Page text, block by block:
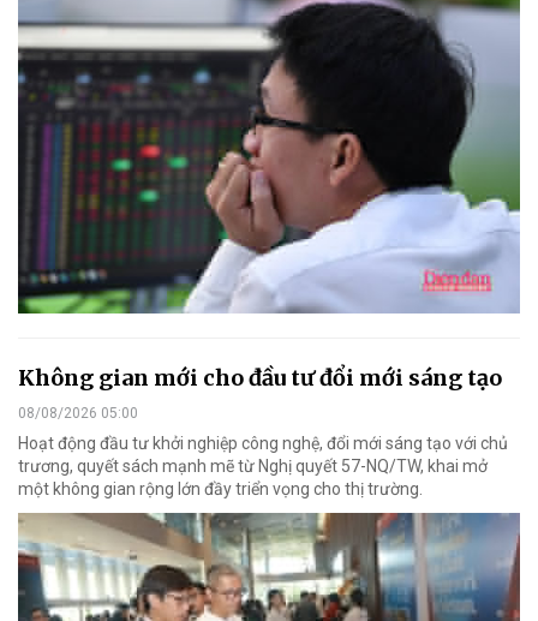
Không gian mới cho đầu tư đổi mới sáng tạo
08/08/2026 05:00
Hoạt động đầu tư khởi nghiệp công nghệ, đổi mới sáng tạo với chủ
trương, quyết sách mạnh mẽ từ Nghị quyết 57-NQ/TW, khai mở
một không gian rộng lớn đầy triển vọng cho thị trường.